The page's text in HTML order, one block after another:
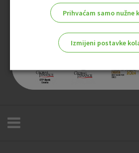
Prihvaćam samo nužne
Izmijeni postavke